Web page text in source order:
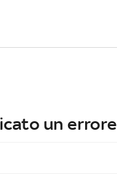
un errore